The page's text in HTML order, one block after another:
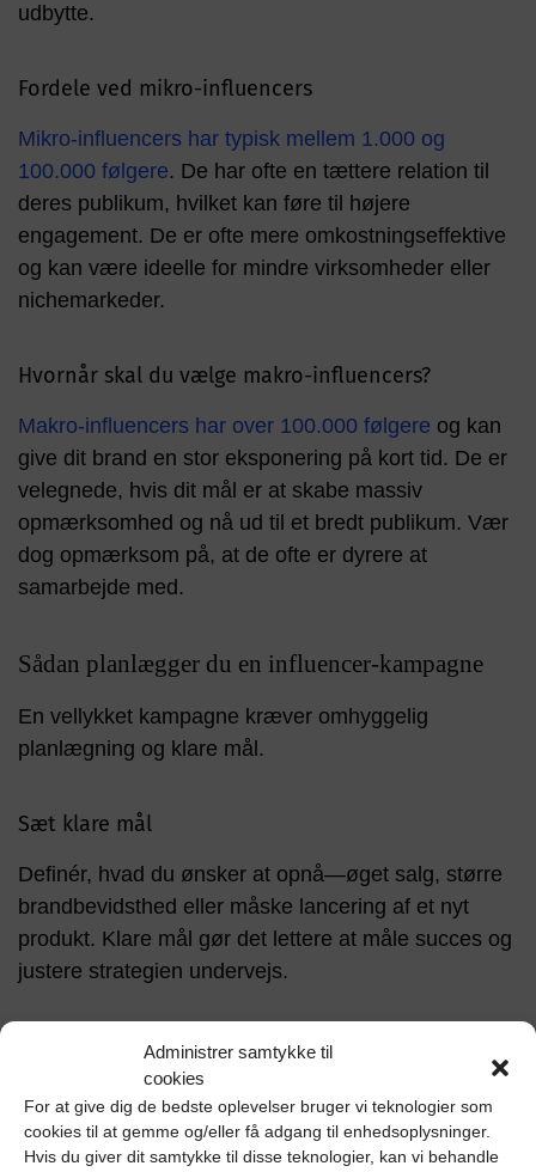
Administrer samtykke til
cookies
For at give dig de bedste oplevelser bruger vi teknologier som
cookies til at gemme og/eller få adgang til enhedsoplysninger.
Hvis du giver dit samtykke til disse teknologier, kan vi behandle
udbytte.
Fordele ved mikro-influencers
Mikro-influencers har typisk mellem 1.000 og
100.000 følgere. De har ofte en tættere relation til
deres publikum, hvilket kan føre til højere
engagement. De er ofte mere omkostningseffektive
og kan være ideelle for mindre virksomheder eller
nichemarkeder.
Hvornår skal du vælge makro-influencers?
Makro-influencers har over 100.000 følgere og kan
give dit brand en stor eksponering på kort tid. De er
velegnede, hvis dit mål er at skabe massiv
opmærksomhed og nå ud til et bredt publikum. Vær
dog opmærksom på, at de ofte er dyrere at
samarbejde med.
Sådan planlægger du en influencer-kampagne
En vellykket kampagne kræver omhyggelig
planlægning og klare mål.
Sæt klare mål
Definér, hvad du ønsker at opnå—øget salg, større
brandbevidsthed eller måske lancering af et nyt
produkt. Klare mål gør det lettere at måle succes og
justere strategien undervejs.
Udvikl en samarbejdsstrategi
Beslut, hvordan samarbejdet skal foregå. Skal
influenceren lave et bestemt antal opslag, videoer
eller måske deltage i events? Sørg for at have en